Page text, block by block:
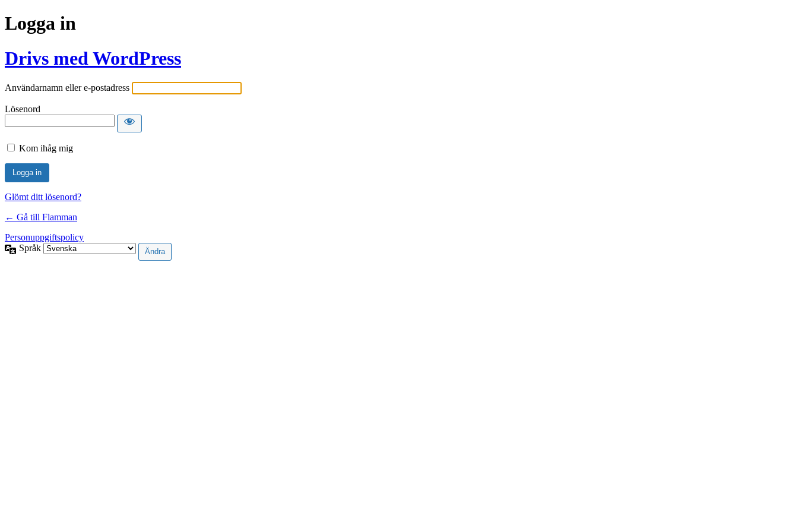
Logga in
Drivs med WordPress
Användarnamn eller e-postadress
Lösenord
Kom ihåg mig
Glömt ditt lösenord?
← Gå till Flamman
Personuppgiftspolicy
Språk